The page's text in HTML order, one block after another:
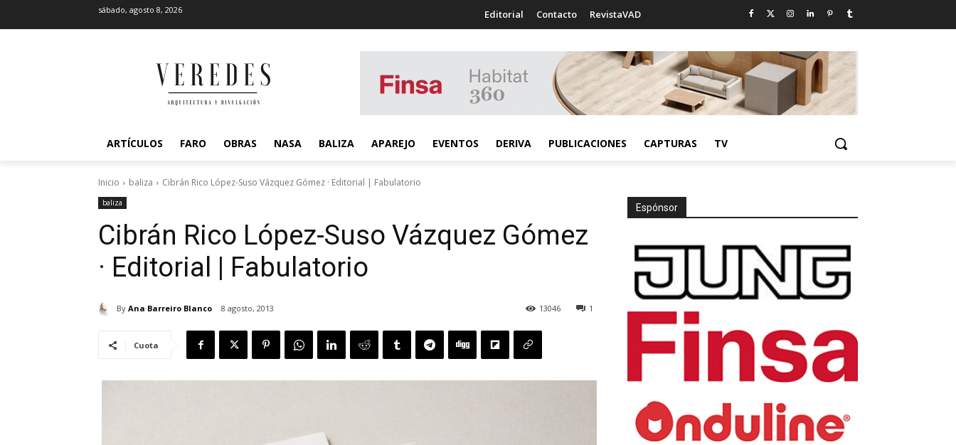
sábado, agosto 8, 2026 Editorial Contacto RevistaVAD
ARTÍCULOS FARO OBRAS NASA BALIZA APAREJO EVENTOS DERIVA PUBLICACIONES CAPTURAS TV
Inicio baliza Cibrán Rico López-Suso Vázquez Gómez · Editorial | Fabulatorio
baliza
Cibrán Rico López-Suso Vázquez Gómez
· Editorial | Fabulatorio
By Ana Barreiro Blanco 8 agosto, 2013 1
13046
Cuota
Espónsor